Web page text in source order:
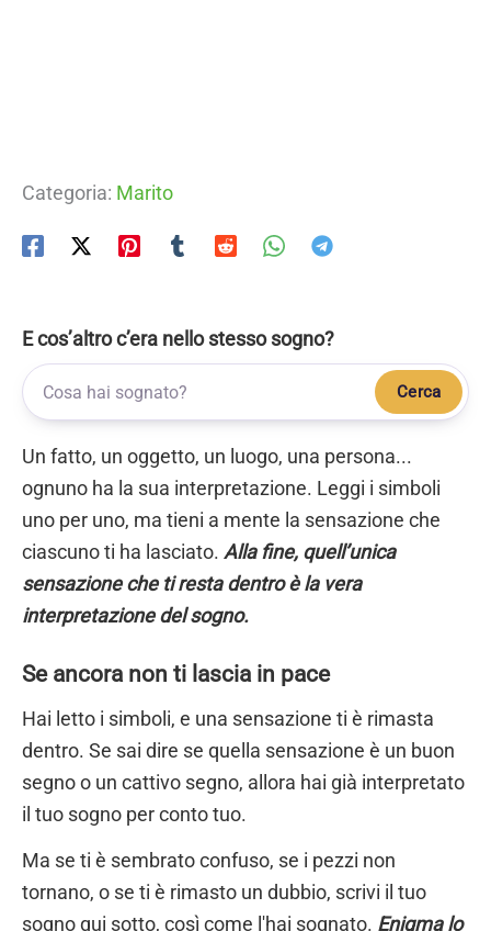
Categoria: Marito
E cos’altro c’era nello stesso sogno?
Cerca
Un fatto, un oggetto, un luogo, una persona...
ognuno ha la sua interpretazione. Leggi i simboli
uno per uno, ma tieni a mente la sensazione che
ciascuno ti ha lasciato. Alla fine, quell’unica
sensazione che ti resta dentro è la vera
interpretazione del sogno.
Se ancora non ti lascia in pace
Hai letto i simboli, e una sensazione ti è rimasta
dentro. Se sai dire se quella sensazione è un buon
segno o un cattivo segno, allora hai già interpretato
il tuo sogno per conto tuo.
Ma se ti è sembrato confuso, se i pezzi non
tornano, o se ti è rimasto un dubbio, scrivi il tuo
sogno qui sotto, così come l'hai sognato. Enigma lo